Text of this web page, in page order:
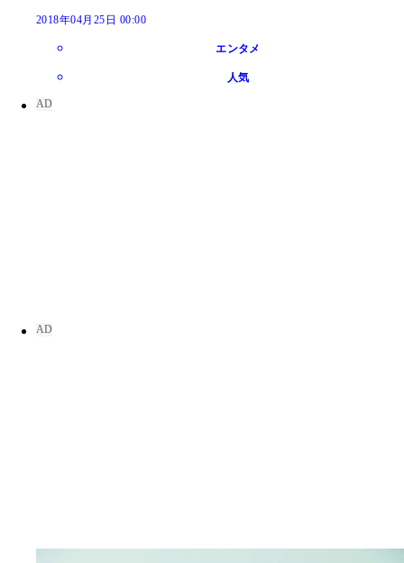
2018年04月25日 00:00
エンタメ
人気